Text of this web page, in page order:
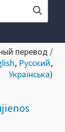
перевод /
, Русский,
Українська)